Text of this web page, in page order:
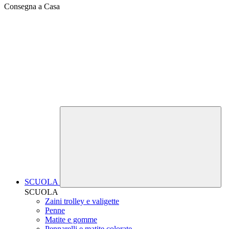
Consegna a Casa
SCUOLA
SCUOLA
Zaini trolley e valigette
Penne
Matite e gomme